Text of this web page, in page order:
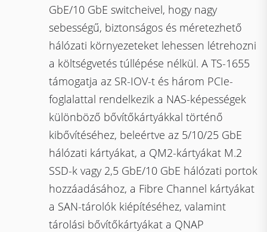
GbE/10 GbE switcheivel, hogy nagy
sebességű, biztonságos és méretezhető
hálózati környezeteket lehessen létrehozni
a költségvetés túllépése nélkül. A TS-1655
támogatja az SR-IOV-t és három PCIe-
foglalattal rendelkezik a NAS-képességek
különböző bővítőkártyákkal történő
kibővítéséhez, beleértve az 5/10/25 GbE
hálózati kártyákat, a QM2-kártyákat M.2
SSD-k vagy 2,5 GbE/10 GbE hálózati portok
hozzáadásához, a Fibre Channel kártyákat
a SAN-tárolók kiépítéséhez, valamint
tárolási bővítőkártyákat a QNAP